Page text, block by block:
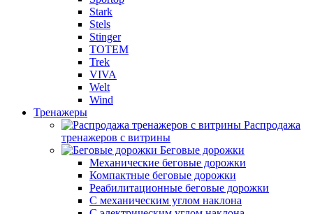
Stark
Stels
Stinger
TOTEM
Trek
VIVA
Welt
Wind
Тренажеры
Распродажа
тренажеров с витрины
Беговые дорожки
Механические беговые дорожки
Компактные беговые дорожки
Реабилитационные беговые дорожки
С механическим углом наклона